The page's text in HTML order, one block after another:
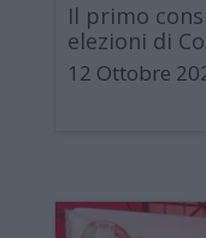
Il primo
elezioni di
12 Ottobre